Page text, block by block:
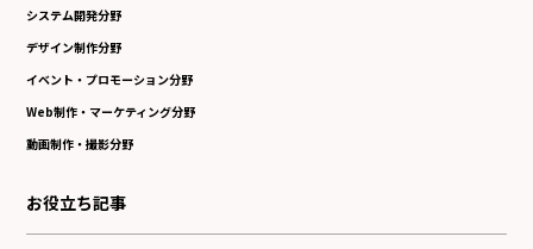
システム開発分野
デザイン制作分野
イベント・プロモーション分野
Web制作・マーケティング分野
動画制作・撮影分野
お役立ち記事